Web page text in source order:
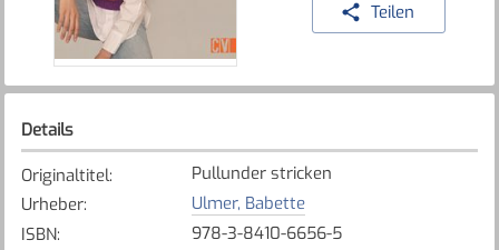
Teilen
Details
Originaltitel:
Pullunder stricken
Urheber:
Ulmer, Babette
ISBN:
978-3-8410-6656-5